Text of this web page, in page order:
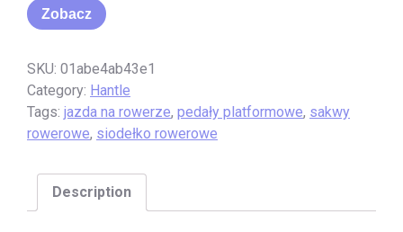
Zobacz
SKU: 01abe4ab43e1
Category: Hantle
Tags: jazda na rowerze, pedały platformowe, sakwy
rowerowe, siodełko rowerowe
Description